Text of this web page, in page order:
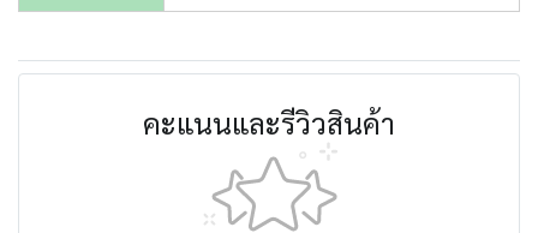
คะแนนและรีวิวสินค้า